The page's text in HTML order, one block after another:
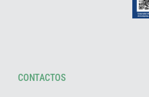
CONTACTOS